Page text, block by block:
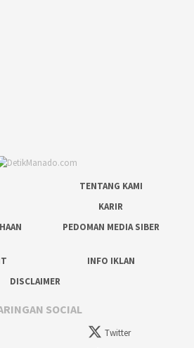
TENTANG KAMI
KARIR
PEDOMAN MEDIA SIBER
INFO IKLAN
DISCLAIMER
SOCIAL
Twitter